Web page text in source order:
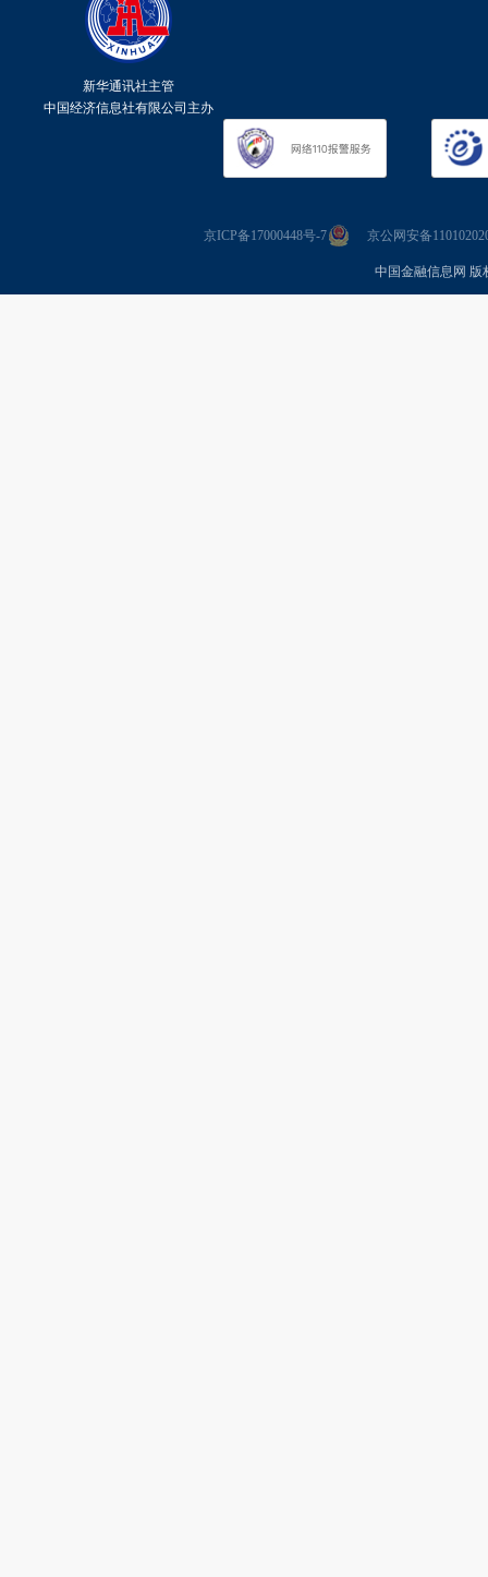
新华通讯社主管
中国经济信息社有限公司主办
京ICP备17000448号-7 京公网安备
中国金融信息网 版